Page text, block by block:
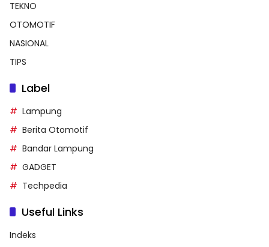
TEKNO
OTOMOTIF
NASIONAL
TIPS
Label
Lampung
Berita Otomotif
Bandar Lampung
GADGET
Techpedia
Useful Links
Indeks